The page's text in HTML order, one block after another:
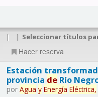
| | Seleccionar títulos
Hacer reserva
Estación
provincia deRío
por Agua y Energía Eléctrica,